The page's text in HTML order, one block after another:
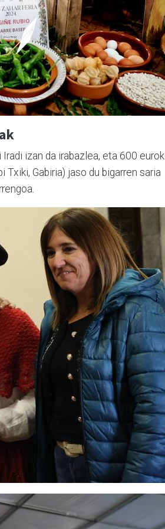
izan da irabazlea, eta 600
Gabiria) jaso du bigarren saria